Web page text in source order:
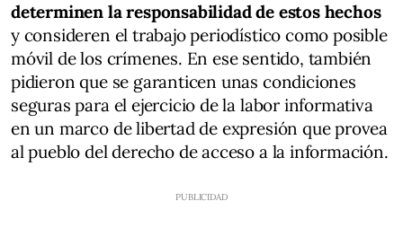
determinen la responsabilidad de estos hechos
y consideren el trabajo periodístico como posible
móvil de los crímenes. En ese sentido, también
pidieron que se garanticen unas condiciones
seguras para el ejercicio de la labor informativa
en un marco de libertad de expresión que provea
al pueblo del derecho de acceso a la información.